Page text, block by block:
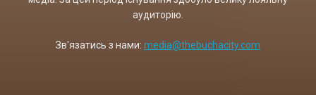
аудиторію.
Зв'язатись з нами: media@thebuchacity.com